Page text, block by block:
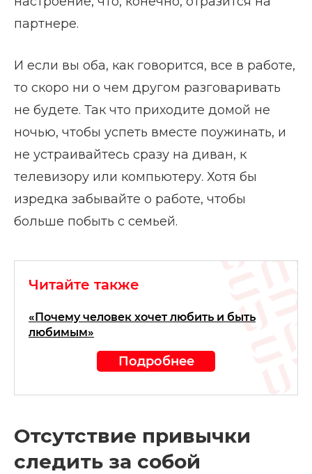
партнере.
И если вы оба, как говорится, все в работе,
то скоро ни о чем другом разговаривать
не будете. Так что приходите домой не
ночью, чтобы успеть вместе поужинать, и
не устраивайтесь сразу на диван, к
телевизору или компьютеру. Хотя бы
изредка забывайте о работе, чтобы
больше побыть с семьей.
Читайте также
«Почему человек хочет любить и быть
любимым»
Подробнее
Отсутствие привычки
следить за собой